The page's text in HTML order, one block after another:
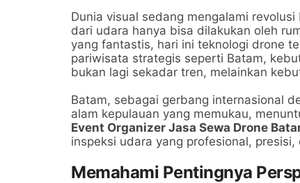
Dunia visual sedang mengalami
dari udara hanya bisa dilakukan oleh
yang fantastis, hari ini teknologi drone
pariwisata strategis seperti Batam,
bukan lagi sekadar tren, melainkan
Batam, sebagai gerbang internasional
alam kepulauan yang memukau,
Event Organizer Jasa Sewa Drone
inspeksi udara yang profesional, presisi,
Memahami Pentingnya